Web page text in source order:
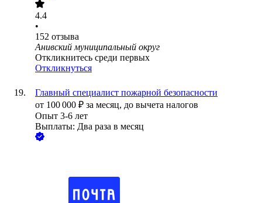
4.4
•
152 отзыва
Анивский муниципальный округ
Откликнитесь среди первых
Откликнуться
Главный специалист пожарной безопасности
от 100 000 ₽ за месяц, до вычета налогов
Опыт 3-6 лет
Выплаты: Два раза в месяц